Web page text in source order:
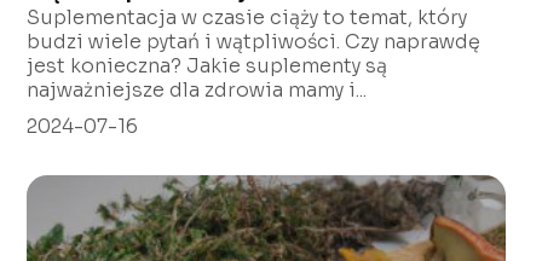
Suplementacja w czasie ciąży to temat, który
budzi wiele pytań i wątpliwości. Czy naprawdę
jest konieczna? Jakie suplementy są
najważniejsze dla zdrowia mamy i...
2024-07-16